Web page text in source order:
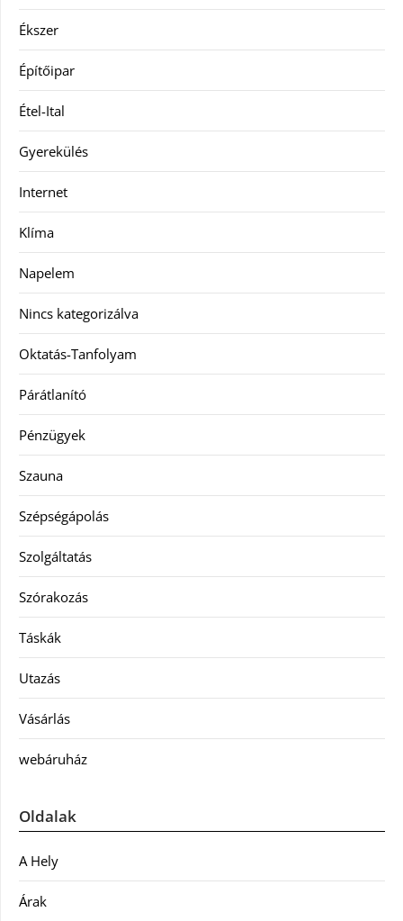
Ékszer
Építőipar
Étel-Ital
Gyerekülés
Internet
Klíma
Napelem
Nincs kategorizálva
Oktatás-Tanfolyam
Párátlanító
Pénzügyek
Szauna
Szépségápolás
Szolgáltatás
Szórakozás
Táskák
Utazás
Vásárlás
webáruház
Oldalak
A Hely
Árak